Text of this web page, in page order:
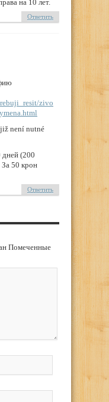
на 10 лет.
Ответить
zivotni_situace/
není nutné
дней (200
50 крон
Ответить
Помеченные